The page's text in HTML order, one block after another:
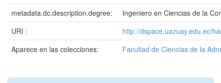
metadata.dc.description.degree:
Ingeniero en Ciencias de la
URI :
http://dspace.uazuay.edu.ec/
Aparece en las colecciones:
Facultad de Ciencias de la